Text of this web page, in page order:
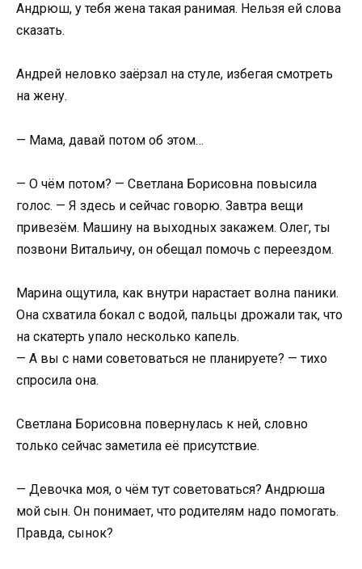
Андрюш, у тебя жена такая ранимая. Нельзя ей слова
сказать.
Андрей неловко заёрзал на стуле, избегая смотреть
на жену.
— Мама, давай потом об этом…
— О чём потом? — Светлана Борисовна повысила
голос. — Я здесь и сейчас говорю. Завтра вещи
привезём. Машину на выходных закажем. Олег, ты
позвони Витальичу, он обещал помочь с переездом.
Марина ощутила, как внутри нарастает волна паники.
Она схватила бокал с водой, пальцы дрожали так, что
на скатерть упало несколько капель.
— А вы с нами советоваться не планируете? — тихо
спросила она.
Светлана Борисовна повернулась к ней, словно
только сейчас заметила её присутствие.
— Девочка моя, о чём тут советоваться? Андрюша
мой сын. Он понимает, что родителям надо помогать.
Правда, сынок?